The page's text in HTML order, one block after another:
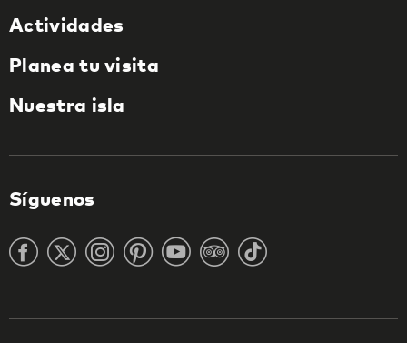
Actividades
Planea tu visita
Nuestra isla
Síguenos